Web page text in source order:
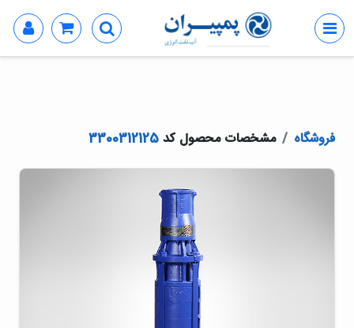
فروشگاه مشخصات محصول کد3300312125